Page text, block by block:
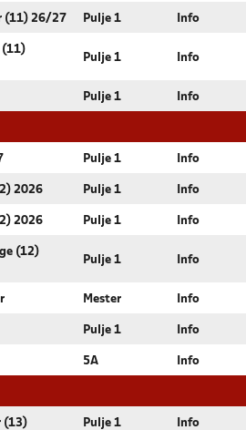
(11) 26/27 Pulje 1 Info
(11)
Pulje 1 Info
Pulje 1 Info
Pulje 1 Info
2026 Pulje 1 Info
2026 Pulje 1 Info
(12)
Pulje 1 Info
Mester Info
Pulje 1 Info
5A Info
(13) Pulje 1 Info